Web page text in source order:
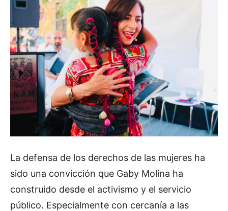
La defensa de los derechos de las mujeres ha
sido una convicción que Gaby Molina ha
construido desde el activismo y el servicio
público. Especialmente con cercanía a las